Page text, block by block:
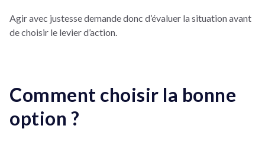
Agir avec justesse demande donc d’évaluer la situation avant
de choisir le levier d’action.
Comment choisir la bonne
option ?